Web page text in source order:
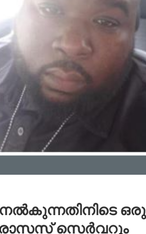
നൽകുന്നതിനിടെ ഒരു
സെർവറും